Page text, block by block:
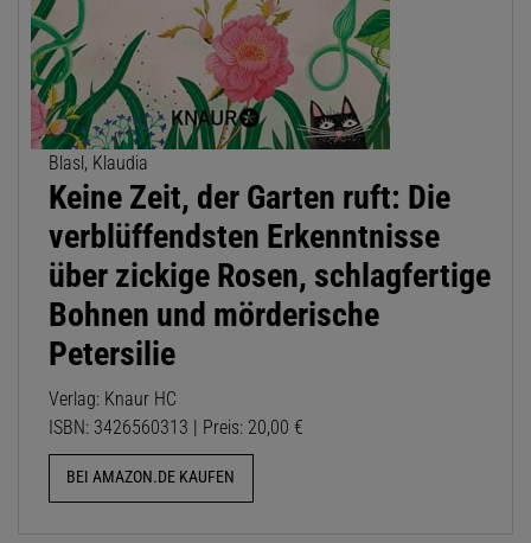
Blasl, Klaudia
Keine Zeit, der Garten ruft: Die
verblüffendsten Erkenntnisse
über zickige Rosen, schlagfertige
Bohnen und mörderische
Petersilie
Verlag: Knaur HC
ISBN: 3426560313 | Preis: 20,00 €
BEI AMAZON.DE KAUFEN